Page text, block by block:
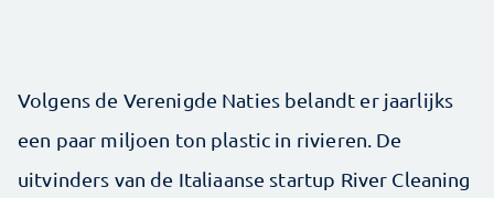
Volgens de Verenigde Naties belandt er jaarlijks
een paar miljoen ton plastic in rivieren. De
uitvinders van de Italiaanse startup River Cleaning